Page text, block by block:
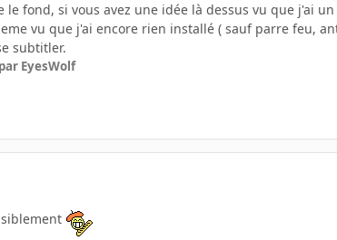
le fond, si vous avez une idée là dessus vu que j'ai
vu que j'ai encore rien installé ( sauf parre feu,
subtitler.
par EyesWolf